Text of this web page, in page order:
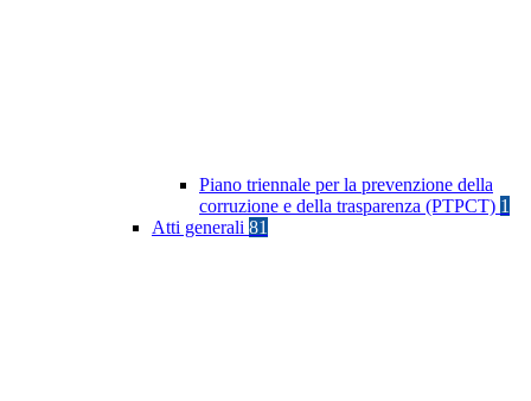
Piano triennale per la prevenzione della
corruzione e della trasparenza (PTPCT) 1
Atti generali 81